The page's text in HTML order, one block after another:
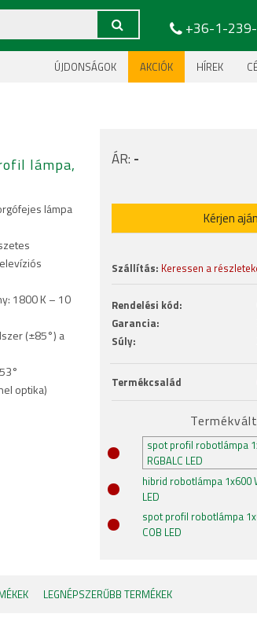
+36-1-
HÍREK
AKCIÓK
ÚJDONSÁGOK
lámpa,
lámpa
1800 K – 10
(±85°) a
optika)
ÁR: -
Kérjen
Szállítás: Keressen a
Rendelési kód:
Garancia:
Súly:
Termékcsalád
spot profil robotlámpa
RGBALC LED
hibrid robotlámpa 1x600
LED
spot profil robotlámpa
COB LED
LEGNÉPSZERŰBB TERMÉKEK